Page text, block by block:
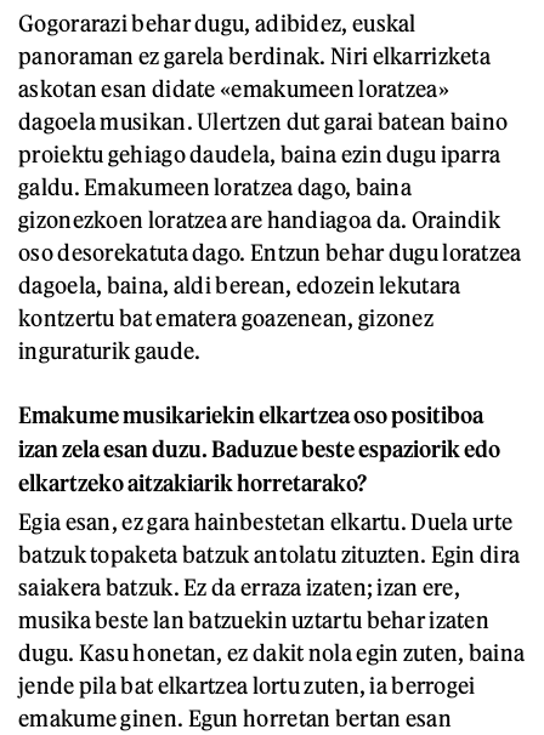
Gogorarazi behar dugu, adibidez, euskal
panoraman ez garela berdinak. Niri elkarrizketa
askotan esan didate «emakumeen loratzea»
dagoela musikan. Ulertzen dut garai batean baino
proiektu gehiago daudela, baina ezin dugu iparra
galdu. Emakumeen loratzea dago, baina
gizonezkoen loratzea are handiagoa da. Oraindik
oso desorekatuta dago. Entzun behar dugu loratzea
dagoela, baina, aldi berean, edozein lekutara
kontzertu bat ematera goazenean, gizonez
inguraturik gaude.
Emakume musikariekin elkartzea oso positiboa
izan zela esan duzu. Baduzue beste espaziorik edo
elkartzeko aitzakiarik horretarako?
Egia esan, ez gara hainbestetan elkartu. Duela urte
batzuk topaketa batzuk antolatu zituzten. Egin dira
saiakera batzuk. Ez da erraza izaten; izan ere,
musika beste lan batzuekin uztartu behar izaten
dugu. Kasu honetan, ez dakit nola egin zuten, baina
jende pila bat elkartzea lortu zuten, ia berrogei
emakume ginen. Egun horretan bertan esan